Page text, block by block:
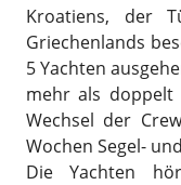
Kroatiens, der
Griechenlands
5 Yachten
mehr als doppelt
Wechsel der
Wochen Segel-
Die Yachten